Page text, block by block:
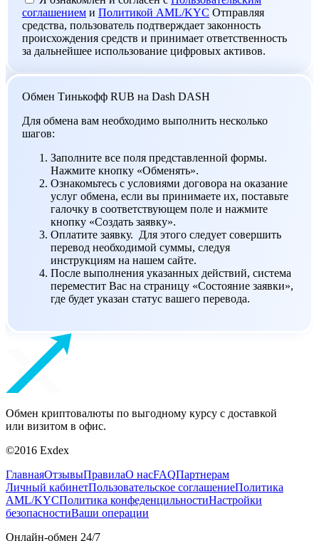
соглашением и Политикой AML/KYC Отправляя
средства, пользователь подтверждает законность
происхождения средств и принимает ответственность
за дальнейшее использование цифровых активов.
Обмен Тинькофф RUB на Dash DASH
Для обмена вам необходимо выполнить несколько
шагов:
Заполните все поля представленной формы.
Нажмите кнопку «Обменять».
Ознакомьтесь с условиями договора на оказание
услуг обмена, если вы принимаете их, поставьте
галочку в соответствующем поле и нажмите
кнопку «Создать заявку».
Оплатите заявку. Для этого следует совершить
перевод необходимой суммы, следуя
инструкциям на нашем сайте.
После выполнения указанных действий, система
переместит Вас на страницу «Состояние заявки»,
где будет указан статус вашего перевода.
Обмен криптовалюты по выгодному курсу с доставкой
или визитом в офис.
©2016 Exdex
ГлавнаяОтзывыПравилаО насFAQПартнерам
Личный кабинетПользовательское соглашениеПолитика
AML/KYCПолитика конфеденцильностиНастройки
безопасностиВаши операции
Онлайн-обмен 24/7